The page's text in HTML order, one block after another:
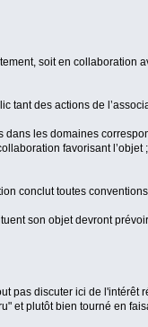
soit en collaboration
tant des actions de
les domaines
favorisant l’objet ;
conclut toutes
son objet devront
pas discuter ici de l'intérêt
et plutôt bien tourné en